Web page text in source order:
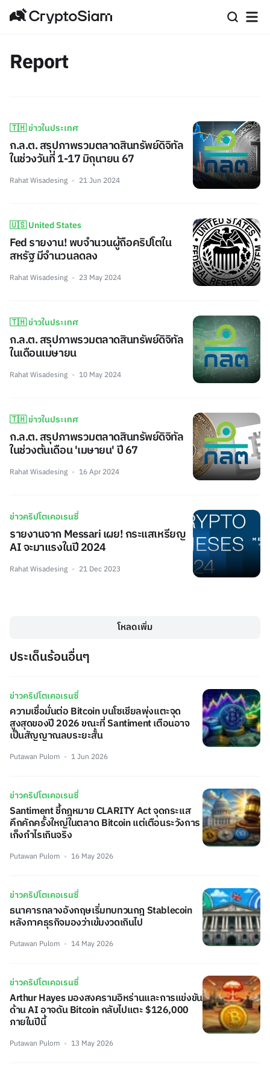
Report
🇹🇭 ข่าวในประเทศ
ก.ล.ต. สรุปภาพรวมตลาดสินทรัพย์ดิจิทัล
ในช่วงวันที่ 1-17 มิถุนายน 67
Rahat Wisadesing 21 Jun 2024
🇺🇸 United States
Fed รายงาน! พบจำนวนผู้ถือคริปโตใน
สหรัฐ มีจำนวนลดลง
Rahat Wisadesing 23 May 2024
🇹🇭 ข่าวในประเทศ
ก.ล.ต. สรุปภาพรวมตลาดสินทรัพย์ดิจิทัล
ในเดือนเมษายน
Rahat Wisadesing 10 May 2024
🇹🇭 ข่าวในประเทศ
ก.ล.ต. สรุปภาพรวมตลาดสินทรัพย์ดิจิทัล
ในช่วงต้นเดือน 'เมษายน' ปี 67
Rahat Wisadesing 16 Apr 2024
ข่าวคริปโตเคอเรนซี่
รายงานจาก Messari เผย! กระแสเหรียญ
AI จะมาแรงในปี 2024
Rahat Wisadesing 21 Dec 2023
โหลดเพิ่ม
ประเด็นร้อนอื่นๆ
ข่าวคริปโตเคอเรนซี่
ความเชื่อมั่นต่อ Bitcoin บนโซเชียลพุ่งแตะจุด
สูงสุดของปี 2026 ขณะที่ Santiment เตือนอาจ
เป็นสัญญาณลบระยะสั้น
Putawan Pulom 1 Jun 2026
ข่าวคริปโตเคอเรนซี่
Santiment ชี้กฎหมาย CLARITY Act จุดกระแส
คึกคักครั้งใหญ่ในตลาด Bitcoin แต่เตือนระวังการ
เก็งกำไรเกินจริง
Putawan Pulom 16 May 2026
ข่าวคริปโตเคอเรนซี่
ธนาคารกลางอังกฤษเริ่มทบทวนกฎ Stablecoin
หลังภาคธุรกิจมองว่าเข้มงวดเกินไป
Putawan Pulom 14 May 2026
ข่าวคริปโตเคอเรนซี่
Arthur Hayes มองสงครามอิหร่านและการแข่งขัน
ด้าน AI อาจดัน Bitcoin กลับไปแตะ $126,000
ภายในปีนี้
Putawan Pulom 13 May 2026